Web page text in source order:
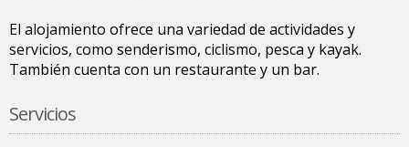
El alojamiento ofrece una variedad de actividades y
servicios, como senderismo, ciclismo, pesca y kayak.
También cuenta con un restaurante y un bar.
Servicios